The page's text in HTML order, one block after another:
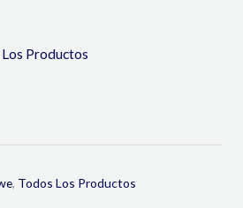
Productos
, Todos Los Productos